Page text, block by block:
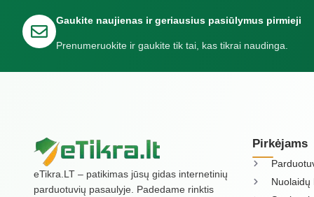
Gaukite naujienas ir geriausius pasiūlymus pirmieji
Prenumeruokite ir gaukite tik tai, kas tikrai naudinga.
eTikra.LT – patikimas jūsų gidas internetinių
parduotuvių pasaulyje. Padedame rinktis
Pirkėjams
Nuolaidų